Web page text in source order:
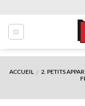
contenu
ACCUEIL / 2. PETITS